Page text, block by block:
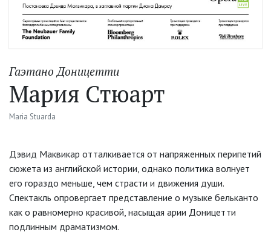
Гаэтано Доницетти
Мария Стюарт
Maria Stuarda
Дэвид Маквикар отталкивается от напряженных перипетий
сюжета из английской истории, однако политика волнует
его гораздо меньше, чем страсти и движения души.
Спектакль опровергает представление о музыке бельканто
как о равномерно красивой, насыщая арии Доницетти
подлинным драматизмом.